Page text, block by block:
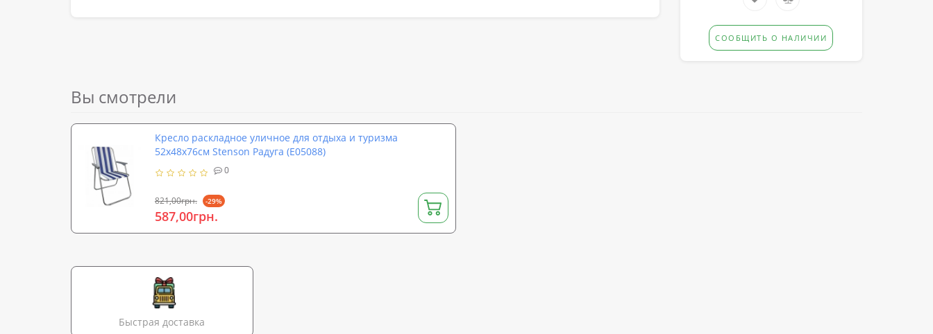
СООБЩИТЬ О НАЛИЧИИ
Вы смотрели
Кресло раскладное уличное для отдыха и туризма
52х48х76см Stenson Радуга (E05088)
0
821,00грн. -29%
587,00грн.
Быстрая доставка